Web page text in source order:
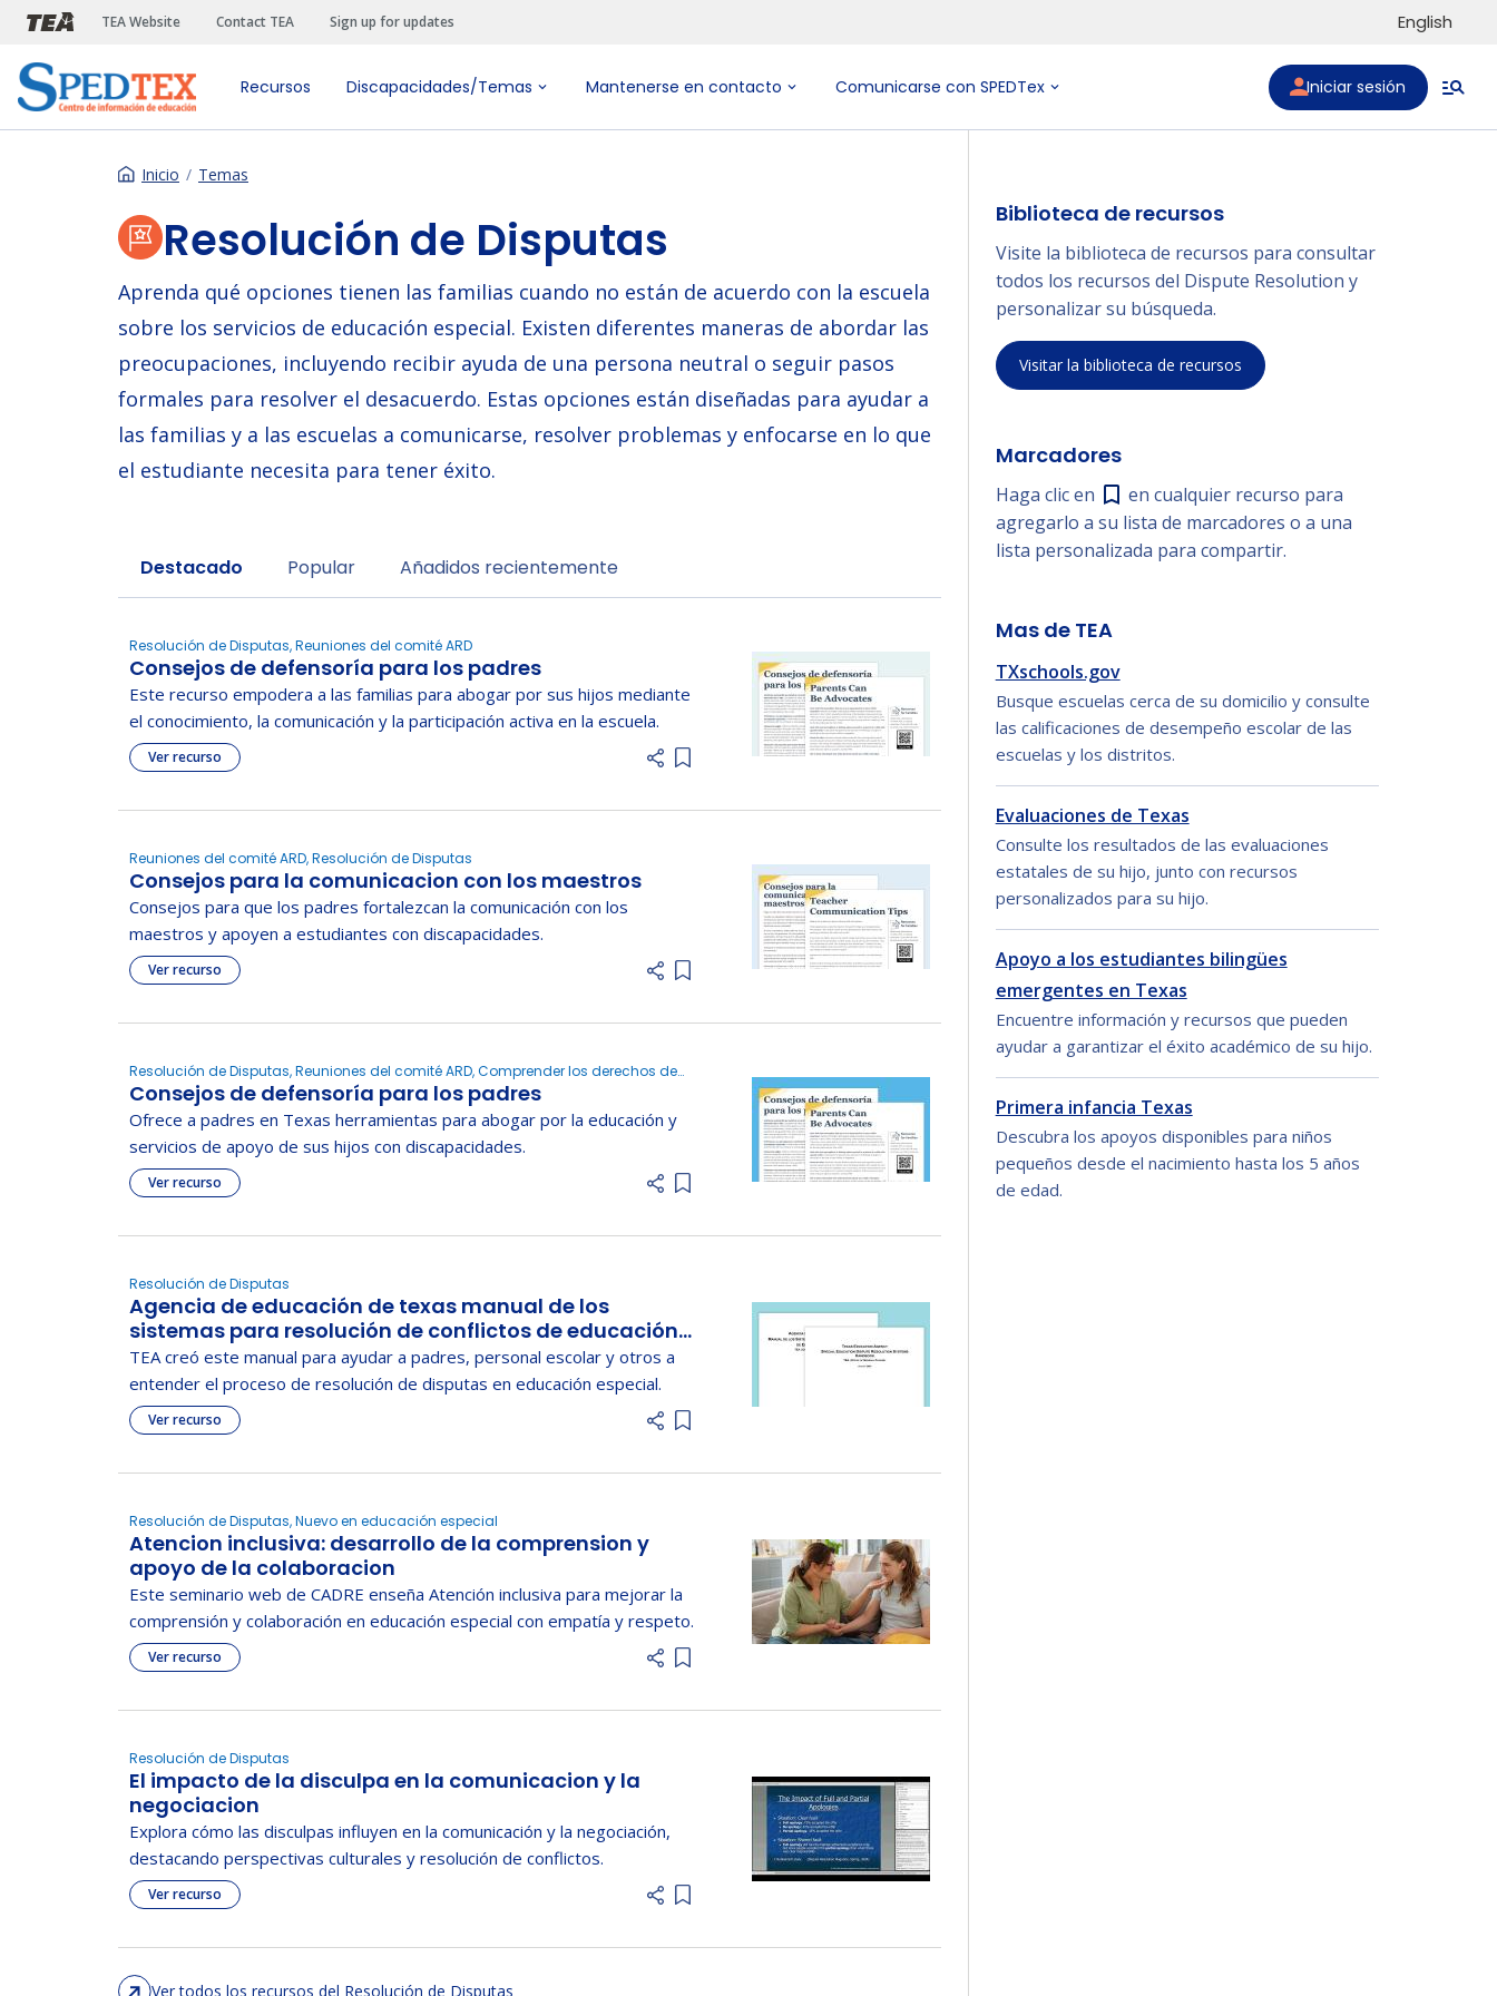
Pasar al contenido principal
TEA Website Contact TEA Sign up for updates English
Recursos Discapacidades/Temas Mantenerse en contacto Comunicarse con SPEDTex Iniciar sesión
Inicio Temas
Resolución de Disputas
Aprenda qué opciones tienen las familias cuando no están de acuerdo con la escuela
sobre los servicios de educación especial. Existen diferentes maneras de abordar las
preocupaciones, incluyendo recibir ayuda de una persona neutral o seguir pasos
formales para resolver el desacuerdo. Estas opciones están diseñadas para ayudar a
las familias y a las escuelas a comunicarse, resolver problemas y enfocarse en lo que
el estudiante necesita para tener éxito.
Sort by
Destacado Popular Añadidos recientemente
Resolución de Disputas, Reuniones del comité ARD
Consejos de defensoría para los padres
Este recurso empodera a las familias para abogar por sus hijos mediante
el conocimiento, la comunicación y la participación activa en la escuela.
Ver recurso
Add item to list
Reuniones del comité ARD, Resolución de Disputas
Consejos para la comunicacion con los maestros
Consejos para que los padres fortalezcan la comunicación con los
maestros y apoyen a estudiantes con discapacidades.
Ver recurso
Add item to list
Resolución de Disputas, Reuniones del comité ARD, Comprender los derechos de
los padres
Consejos de defensoría para los padres
Ofrece a padres en Texas herramientas para abogar por la educación y
servicios de apoyo de sus hijos con discapacidades.
Ver recurso
Add item to list
Resolución de Disputas
Agencia de educación de texas manual de los
sistemas para resolución de conflictos de educación
especial
TEA creó este manual para ayudar a padres, personal escolar y otros a
entender el proceso de resolución de disputas en educación especial.
Ver recurso
Add item to list
Resolución de Disputas, Nuevo en educación especial
Atencion inclusiva: desarrollo de la comprension y
apoyo de la colaboracion
Este seminario web de CADRE enseña Atención inclusiva para mejorar la
comprensión y colaboración en educación especial con empatía y respeto.
Ver recurso
Add item to list
Resolución de Disputas
El impacto de la disculpa en la comunicacion y la
negociacion
Explora cómo las disculpas influyen en la comunicación y la negociación,
destacando perspectivas culturales y resolución de conflictos.
Ver recurso
Add item to list
Ver todos los recursos del Resolución de Disputas
Biblioteca de recursos
Visite la biblioteca de recursos para consultar
todos los recursos del Dispute Resolution y
personalizar su búsqueda.
Visitar la biblioteca de recursos
Marcadores
Haga clic en
en cualquier recurso para
agregarlo a su lista de marcadores o a una
lista personalizada para compartir.
Mas de TEA
TXschools.gov
Busque escuelas cerca de su domicilio y consulte
las calificaciones de desempeño escolar de las
escuelas y los distritos.
Evaluaciones de Texas
Consulte los resultados de las evaluaciones
estatales de su hijo, junto con recursos
personalizados para su hijo.
Apoyo a los estudiantes bilingües
emergentes en Texas
Encuentre información y recursos que pueden
ayudar a garantizar el éxito académico de su hijo.
Primera infancia Texas
Descubra los apoyos disponibles para niños
pequeños desde el nacimiento hasta los 5 años
de edad.